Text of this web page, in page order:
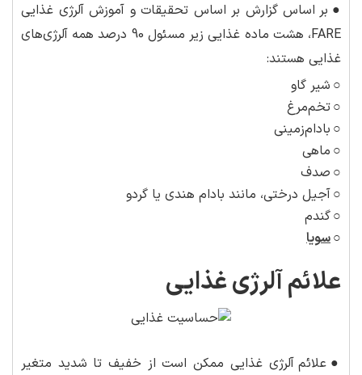
● بر اساس گزارش بر اساس تحقیقات و آموزش آلرژی غذایی
FARE، هشت ماده غذایی زیر مسئول 90 درصد همه آلرژی‌های
غذایی هستند:
○ شیر گاو
○تخم‌مرغ
○ بادام‌زمینی
○ ماهی
○ صدف
○آجیل درختی، مانند بادام هندی یا گردو
○گندم
○سویا
علائم آلرژی غذایی
●علائم آلرژی غذایی ممکن است از خفیف تا شدید متغیر